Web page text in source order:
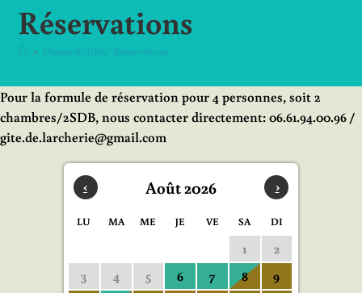
Réservations
> Disponibilités/ Réservations
Pour la formule de réservation pour 4 personnes, soit 2
chambres/2SDB, nous contacter directement: 06.61.94.00.96/
gite.de.larcherie@gmail.com
‹ ›
Août 2026
LU MA ME JE VE SA DI
1
2
3
4 5 6 7 8
9